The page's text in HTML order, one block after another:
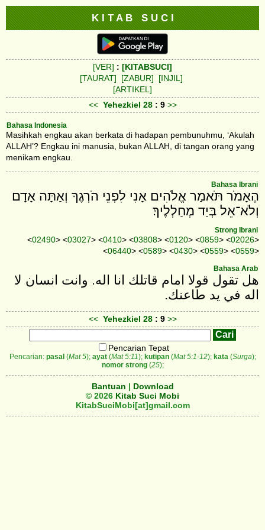
K I T A B S U C I
[VER] : [KITABSUCI]
[TAURAT]
[ZABUR]
[INJIL]
[ARTIKEL]
<< Yehezkiel 28 : 9 >>
Bahasa Indonesia
Masihkah engkau akan berkata di hadapan pembunuhmu, ‘Akulah
ALLAH’? Engkau ini manusia, bukan ALLAH, di tangan orang yang
menikam engkau.
Bahasa Ibrani
הֶאָמֹר תֹּאמַר אֱלֹהִים אָנִי לִפְנֵי הֹרְגֶךָ וְאַתָּה אָדָם
וְלֹא־אֵל בְּיַד מְחַלְלֶיךָ׃
Strong Ibrani
<02490> <03027> <0410> <03808> <0120> <0859> <02026>
<06440> <0589> <0430> <0559> <0559>
Bahasa Arab
هل تقول قولا امام قاتلك انا اله. وانت انسان لا
اله في يد طاعنك.
<< Yehezkiel 28 : 9 >>
Pencarian Tepat
Pencarian: pasal(Mat 5); ayat(Mat 5:11); kutipan(Mat 5:1-12); kata (Surga);
nomor strong(25);
Bantuan | Download
© 2026 Kitab Suci Mobi
KitabSuciMobi[at]gmail.com